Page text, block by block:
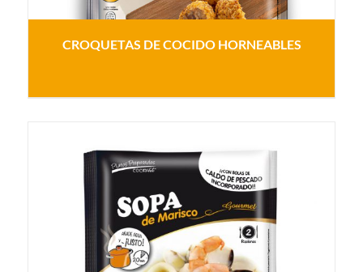
CROQUETAS DE COCIDO HORNEABLES